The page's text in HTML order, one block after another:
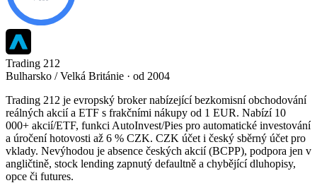
Trading 212
Bulharsko / Velká Británie · od 2004
Trading 212 je evropský broker nabízející bezkomisní obchodování
reálných akcií a ETF s frakčními nákupy od 1 EUR. Nabízí 10
000+ akcií/ETF, funkci AutoInvest/Pies pro automatické investování
a úročení hotovosti až 6 % CZK. CZK účet i český sběrný účet pro
vklady. Nevýhodou je absence českých akcií (BCPP), podpora jen v
angličtině, stock lending zapnutý defaultně a chybějící dluhopisy,
opce či futures.